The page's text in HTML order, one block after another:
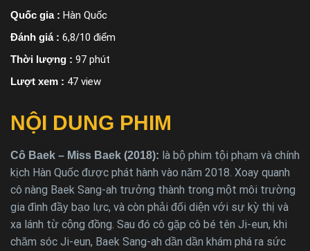
Quốc gia : Hàn Quốc
Đánh giá : 6,8/10 điểm
Thời lượng : 97 phút
Lượt xem : 47 view
NỘI DUNG PHIM
Cô Baek – Miss Baek (2018): là bộ phim tội phạm và chính
kịch Hàn Quốc được phát hành vào năm 2018. Xoay quanh
cô nàng Baek Sang-ah trưởng thành trong một môi trường
gia đình đầy bạo lực, và còn phải đối diện với sự kỳ thị và
xa lánh từ cộng đồng. Sau đó cô gặp cô bé tên Ji-eun, khi
chăm sóc Ji-eun, Baek Sang-ah dần dần khám phá ra sức